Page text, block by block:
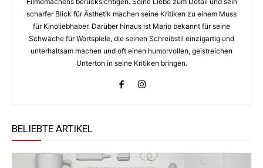
scharfer Blick für Ästhetik machen seine Kritiken zu einem Muss
für Kinoliebhaber. Darüber hinaus ist Mario bekannt für seine
Schwäche für Wortspiele, die seinen Schreibstil einzigartig und
unterhaltsam machen und oft einen humorvollen, geistreichen
Unterton in seine Kritiken bringen.
BELIEBTE ARTIKEL